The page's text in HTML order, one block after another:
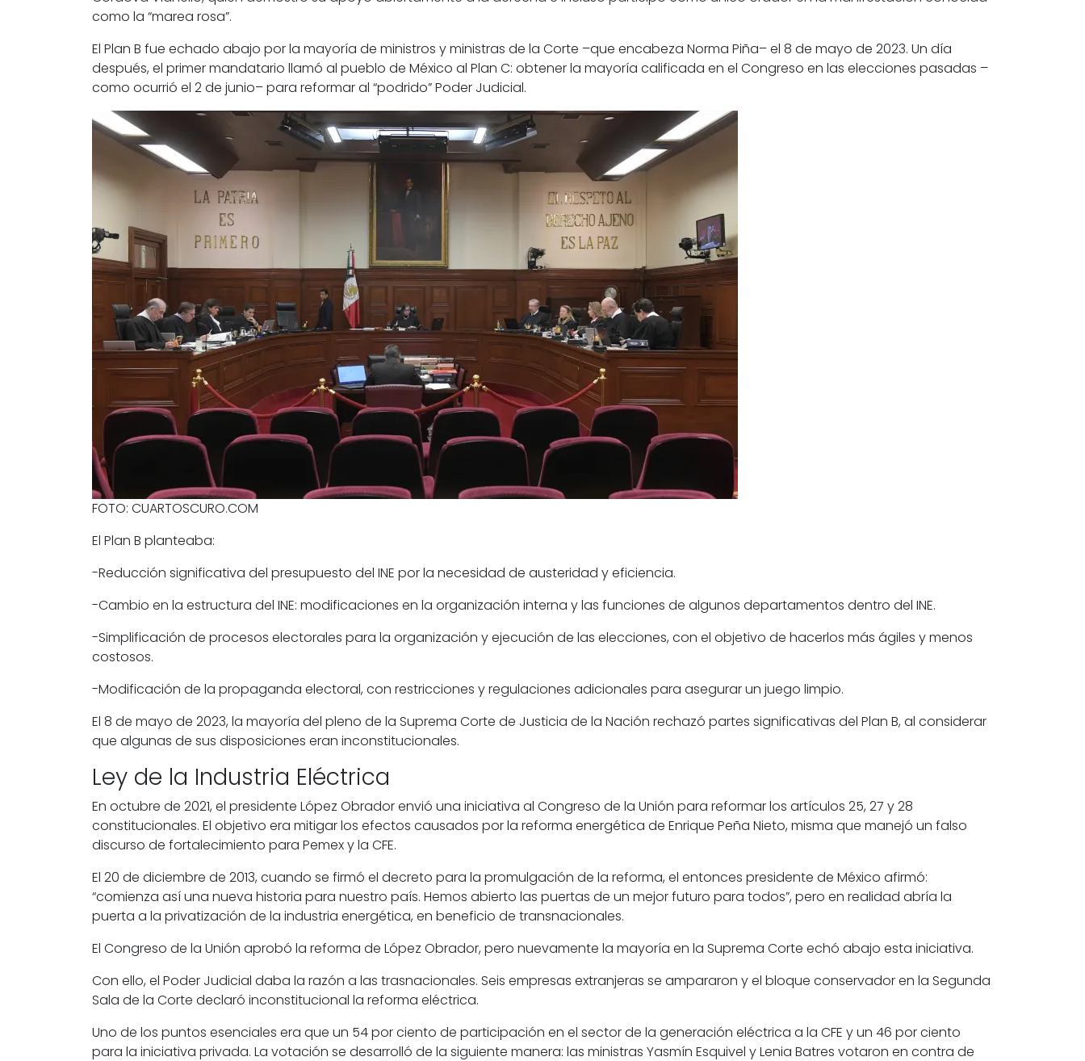
como la “marea rosa”.
El Plan B fue echado abajo por la mayoría de ministros y ministras de la Corte –que encabeza Norma Piña– el 8 de mayo de 2023. Un día
después, el primer mandatario llamó al pueblo de México al Plan C: obtener la mayoría calificada en el Congreso en las elecciones pasadas ­–
como ocurrió el 2 de junio– para reformar al “podrido” Poder Judicial.
FOTO: CUARTOSCURO.COM
El Plan B planteaba:
-Reducción significativa del presupuesto del INE por la necesidad de austeridad y eficiencia.
-Cambio en la estructura del INE: modificaciones en la organización interna y las funciones de algunos departamentos dentro del INE.
-Simplificación de procesos electorales para la organización y ejecución de las elecciones, con el objetivo de hacerlos más ágiles y menos
costosos.
-Modificación de la propaganda electoral, con restricciones y regulaciones adicionales para asegurar un juego limpio.
El 8 de mayo de 2023, la mayoría del pleno de la Suprema Corte de Justicia de la Nación rechazó partes significativas del Plan B, al considerar
que algunas de sus disposiciones eran inconstitucionales.
Ley de la Industria Eléctrica
En octubre de 2021, el presidente López Obrador envió una iniciativa al Congreso de la Unión para reformar los artículos 25, 27 y 28
constitucionales. El objetivo era mitigar los efectos causados por la reforma energética de Enrique Peña Nieto, misma que manejó un falso
discurso de fortalecimiento para Pemexy la CFE.
El 20 de diciembre de 2013, cuando se firmó el decreto para la promulgación de la reforma, el entonces presidente de México afirmó:
“comienza así una nueva historia para nuestro país. Hemos abierto las puertas de un mejor futuro para todos”, pero en realidad abría la
puerta a la privatización de la industria energética, en beneficio de transnacionales.
El Congreso de la Unión aprobó la reforma de López Obrador, pero nuevamente la mayoría en la Suprema Corte echó abajo esta iniciativa.
Con ello, el Poder Judicial daba la razón a las trasnacionales. Seis empresas extranjeras se ampararon y el bloque conservador en la Segunda
Sala de la Corte declaró inconstitucional la reforma eléctrica.
Uno de los puntos esenciales era que un 54 por ciento de participación en el sector de la generación eléctrica a la CFE y un 46 por ciento
para la iniciativa privada. La votación se desarrolló de la siguiente manera: las ministras Yasmín Esquivel yLenia Batres votaron en contra de